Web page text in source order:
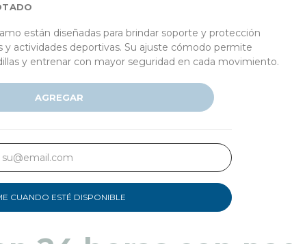
están diseñadas para brindar soporte y protección
actividades deportivas. Su ajuste cómodo permite
y entrenar con mayor seguridad en cada movimiento.
AGREGAR
CUANDO ESTÉ DISPONIBLE